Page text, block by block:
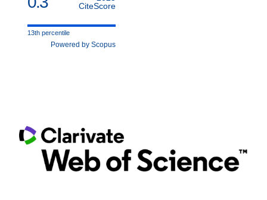
CiteScore
13th percentile
Powered by Scopus